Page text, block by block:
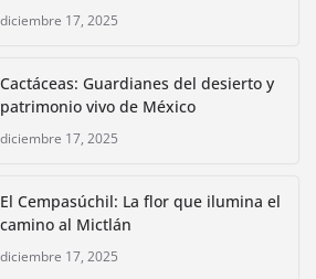
diciembre 17, 2025
Cactáceas: Guardianes del desierto y
patrimonio vivo de México
diciembre 17, 2025
El Cempasúchil: La flor que ilumina el
camino al Mictlán
diciembre 17, 2025